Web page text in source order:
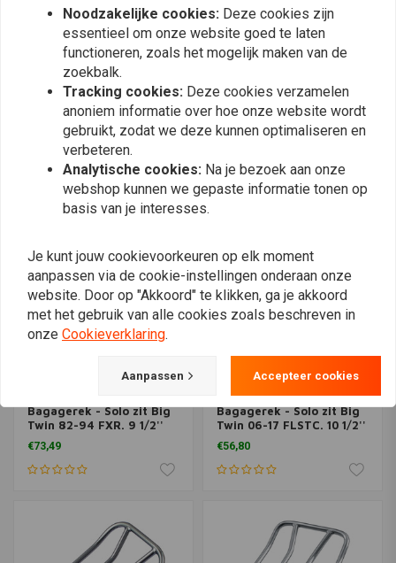
KILLER CUSTOM
Uitgerekt zadeltas- en
spatbordset
€1.069,67
Bagagerek - Solo zit Big
Twin 06-08 Dyna (excl.
FXDWG). 9 1/2'' long x 6''
Bagagerek - Solo zit Big
Twin 82-94 FXR. 9 1/2''
long x 6'' wide
€73,49
Bagagerek - Solo zit Big
Twin 06-17 FLSTC. 10 1/2''
long x 6 '' wide
€56,80
Noodzakelijke cookies: Deze cookies zijn
essentieel om onze website goed te laten
functioneren, zoals het mogelijk maken van de
zoekbalk.
Tracking cookies: Deze cookies verzamelen
anoniem informatie over hoe onze website wordt
gebruikt, zodat we deze kunnen optimaliseren en
verbeteren.
Analytische cookies: Na je bezoek aan onze
webshop kunnen we gepaste informatie tonen op
basis van je interesses.
Je kunt jouw cookievoorkeuren op elk moment
aanpassen via de cookie-instellingen onderaan onze
website. Door op "Akkoord" te klikken, ga je akkoord
met het gebruik van alle cookies zoals beschreven in
onze Cookieverklaring.
Aanpassen Accepteer cookies